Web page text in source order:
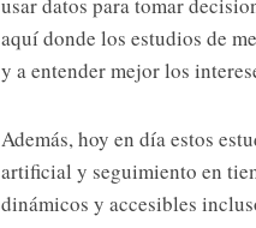
aquí donde los estudios de
y a entender mejor los
Además, hoy en día estos
artificial y seguimiento en
dinámicos y accesibles